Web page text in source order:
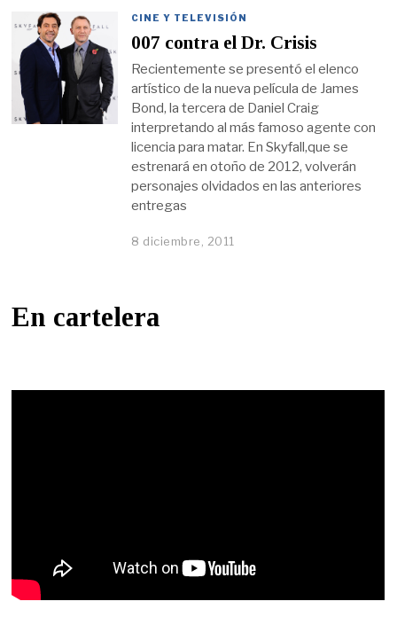
CINE Y TELEVISIÓN
007 contra el Dr. Crisis
Recientemente se presentó el elenco
artístico de la nueva película de James
Bond, la tercera de Daniel Craig
interpretando al más famoso agente con
licencia para matar. En Skyfall,que se
estrenará en otoño de 2012, volverán
personajes olvidados en las anteriores
entregas
8 diciembre, 2011
En cartelera